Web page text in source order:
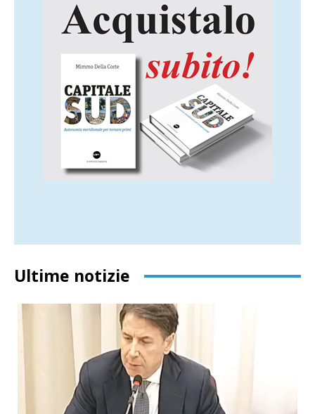
Ultime notizie